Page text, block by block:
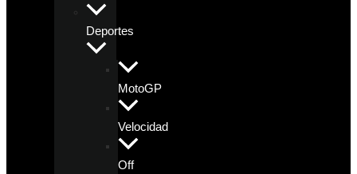
Deportes
MotoGP
Velocidad
Off